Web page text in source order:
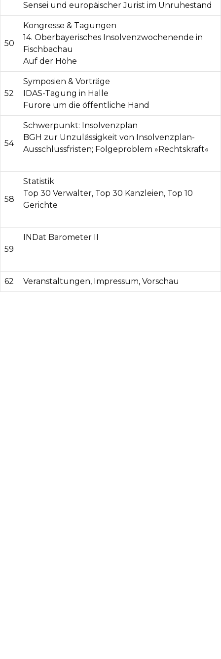
Sensei und europäischer Jurist im Unruhestand
50
Kongresse & Tagungen
14. Oberbayerisches Insolvenzwochenende in
Fischbachau
Auf der Höhe
52
Symposien & Vorträge
IDAS-Tagung in Halle
Furore um die öffentliche Hand
54
Schwerpunkt: Insolvenzplan
BGH zur Unzulässigkeit von Insolvenzplan-
Ausschlussfristen; Folgeproblem »Rechtskraft«
58
Statistik
Top 30 Verwalter, Top 30 Kanzleien, Top 10
Gerichte
59
INDat Barometer II
62 Veranstaltungen, Impressum, Vorschau